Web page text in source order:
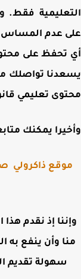
فقط.
عدم المساس بـ
تحفظ على محتوى
تواصلك
تعليمي
يمكنك
ذاكرولي
إذ نقدم هذا
وأن ينفع به
سهولة تقديم